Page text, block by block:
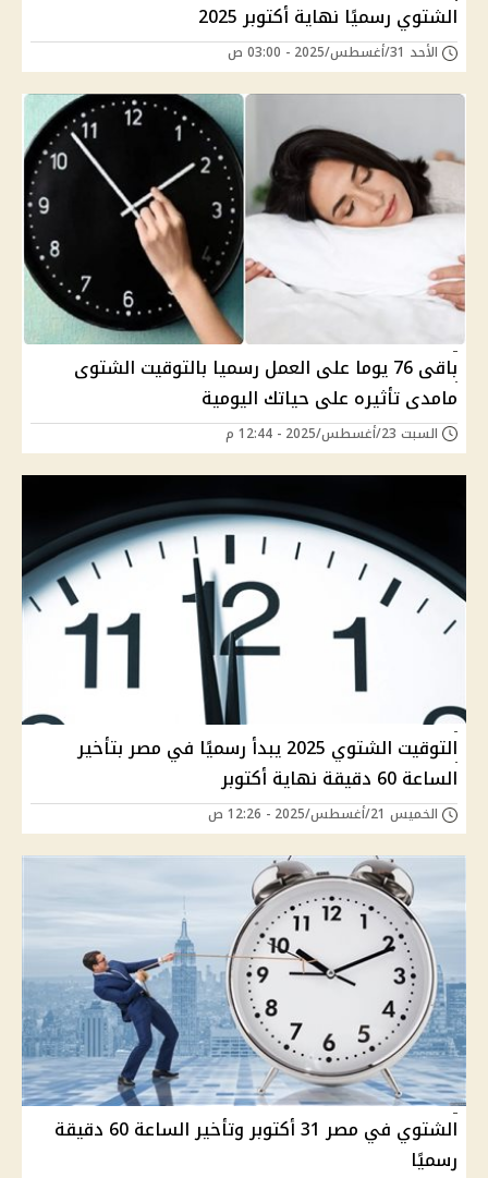
الشتوي رسميًا نهاية أكتوبر 2025
الأحد 31/أغسطس/2025 - 03:00 ص
باقى 76 يوما على العمل رسميا بالتوقيت الشتوى
مامدى تأثيره على حياتك اليومية
السبت 23/أغسطس/2025 - 12:44 م
التوقيت الشتوي 2025 يبدأ رسميًا في مصر بتأخير
الساعة 60 دقيقة نهاية أكتوبر
الخميس 21/أغسطس/2025 - 12:26 ص
الشتوي في مصر 31 أكتوبر وتأخير الساعة 60 دقيقة
رسميًا